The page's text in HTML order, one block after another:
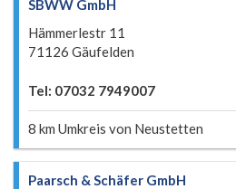
SBWW GmbH
Hämmerlestr 11
71126 Gäufelden
Tel: 07032 7949007
8 km Umkreis von Neustetten
Paarsch & Schäfer GmbH